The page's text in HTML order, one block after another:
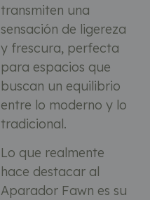
transmiten una
sensación de ligereza
y frescura, perfecta
para espacios que
buscan un equilibrio
entre lo moderno y lo
tradicional.
Lo que realmente
hace destacar al
Aparador Fawn es su